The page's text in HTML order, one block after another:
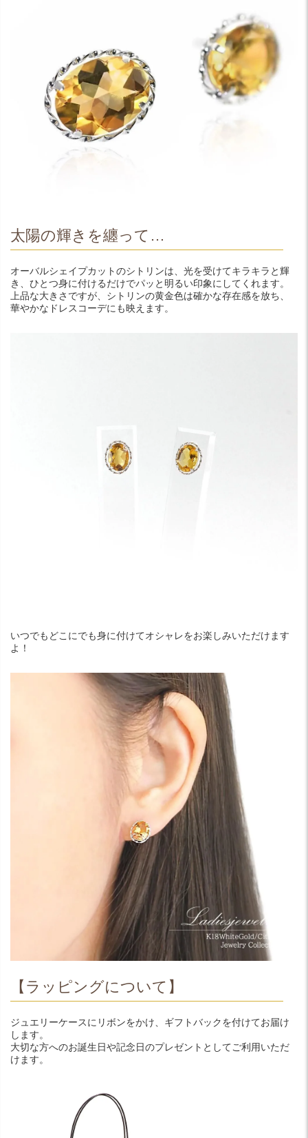
太陽の輝きを纏って…
オーバルシェイプカットのシトリンは、光を受けてキラキラと輝
き、ひとつ身に付けるだけでパッと明るい印象にしてくれます。
上品な大きさですが、シトリンの黄金色は確かな存在感を放ち、
華やかなドレスコーデにも映えます。
いつでもどこにでも身に付けてオシャレをお楽しみいただけます
よ！
【ラッピングについて】
ジュエリーケースにリボンをかけ、ギフトバックを付けてお届け
します。
大切な方へのお誕生日や記念日のプレゼントとしてご利用いただ
けます。